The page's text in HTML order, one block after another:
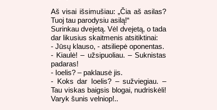
Aš visai išsimušiau: „Čia aš asilas?
Tuoj tau parodysiu asilą!“
Surinkau dvejetą. Vėl dvejetą, o tada
dar likusius skaitmenis atsitiktinai:
- Jūsų klauso, - atsiliepė oponentas.
- Kiaulė! – užsipuoliau. – Suknistas
padaras!
- Ioelis? – paklausė jis.
- Koks dar Ioelis? – sužviegiau. –
Tau viskas baigsis blogai, nudriskėli!
Varyk šunis velniop!..